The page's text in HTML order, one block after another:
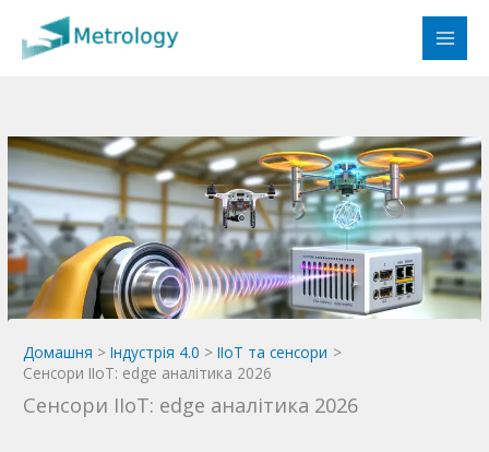
вмісту
Домашня Індустрія 4.0
IIoT та сенсори
Сенсори IIoT: edge аналітика 2026
Сенсори IIoT: edge аналітика 2026